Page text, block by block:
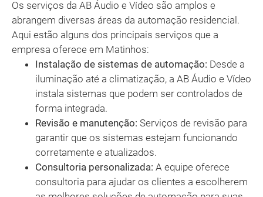
Os serviços da AB Áudio e Vídeo são amplos e
abrangem diversas áreas da automação residencial.
Aqui estão alguns dos principais serviços que a
empresa oferece em Matinhos:
Instalação de sistemas de automação: Desde a
iluminação até a climatização, a AB Áudio e Vídeo
instala sistemas que podem ser controlados de
forma integrada.
Revisão e manutenção: Serviços de revisão para
garantir que os sistemas estejam funcionando
corretamente e atualizados.
Consultoria personalizada: A equipe oferece
consultoria para ajudar os clientes a escolherem